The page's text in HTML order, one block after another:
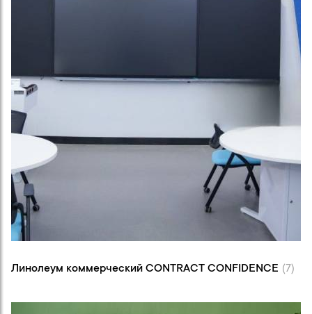
CONFIDENCE (7)
Линолеум коммерческий CONTRACT CONFIDENCE (7)